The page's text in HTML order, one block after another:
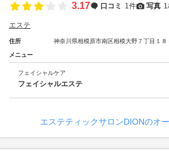
3.17 口コミ 1件 写真
エステ
住所 神奈川県相模原市南区相模大野７丁目１８
メニュー
フェイシャルケア
フェイシャルエステ
エステティックサロンDIONのオ